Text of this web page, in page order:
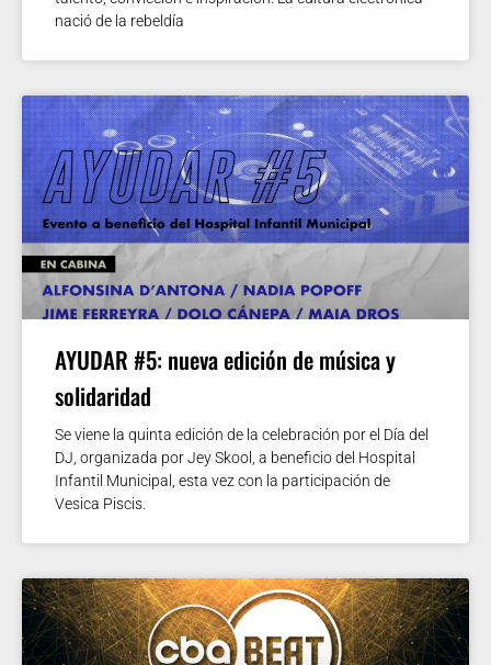
nació de la rebeldía
AYUDAR #5: nueva edición de música y
solidaridad
Se viene la quinta edición de la celebración por el Día del
DJ, organizada por Jey Skool, a beneficio del Hospital
Infantil Municipal, esta vez con la participación de
Vesica Piscis.